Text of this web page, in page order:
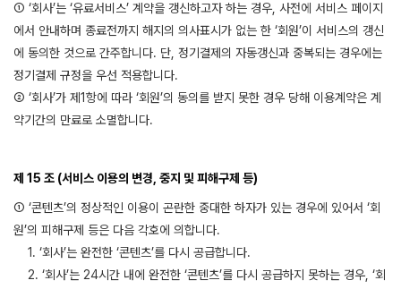
① ‘회사’는 ‘유료서비스’ 계약을 갱신하고자 하는 경우, 사전에 서비스 페이지
에서 안내하며 종료전까지 해지의 의사표시가 없는 한 ‘회원’이 서비스의 갱신
에 동의한 것으로 간주합니다. 단, 정기결제의 자동갱신과 중복되는 경우에는
정기결제 규정을 우선 적용합니다.
② ‘회사’가 제1항에 따라 ‘회원’의 동의를 받지 못한 경우 당해 이용계약은 계
약기간의 만료로 소멸합니다.
제 15 조 (서비스 이용의 변경, 중지 및 피해구제 등)
① ‘콘텐츠’의 정상적인 이용이 곤란한 중대한 하자가 있는 경우에 있어서 ‘회
원’의 피해구제 등은 다음 각호에 의합니다.
1. ‘회사’는 완전한 ‘콘텐츠’를 다시 공급합니다.
2. ‘회사’는 24시간 내에 완전한 ‘콘텐츠’를 다시 공급하지 못하는 경우, ‘회